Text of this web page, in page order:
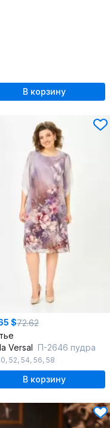
В корзину
$72.62
Versal П-2646 пудра
, 52, 54, 56, 58
В корзину